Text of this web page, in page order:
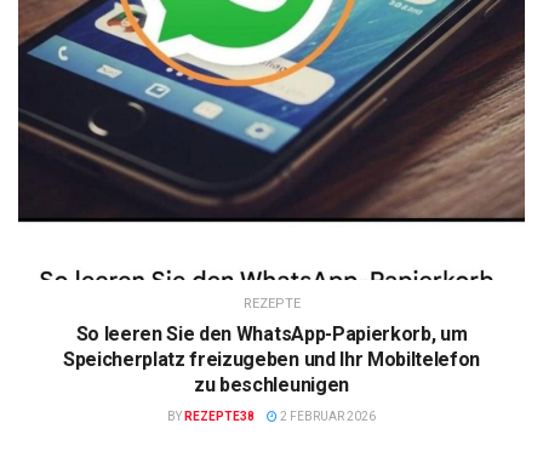
REZEPTE
So leeren Sie den WhatsApp-Papierkorb, um
Speicherplatz freizugeben und Ihr Mobiltelefon
zu beschleunigen
BY REZEPTE38 2 FEBRUAR 2026